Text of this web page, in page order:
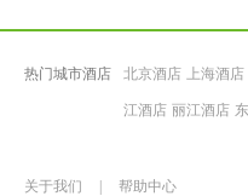
热门城市酒店 北京酒店 上海酒店
江酒店 丽江酒店
关于我们
帮助中心